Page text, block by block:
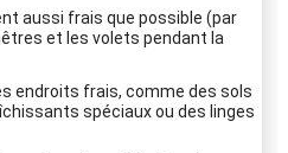
aussi frais que possible (par
et les volets pendant la
endroits frais, comme des sols
spéciaux ou des linges